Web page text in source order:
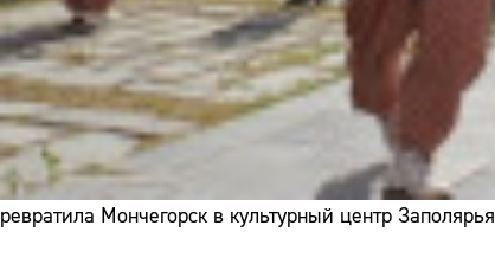
Мончегорск в культурный центр Заполярья